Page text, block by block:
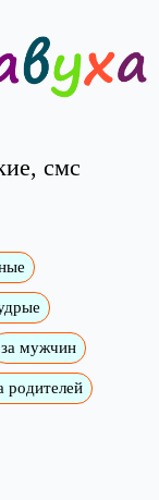
смс
за мужчин
родителей